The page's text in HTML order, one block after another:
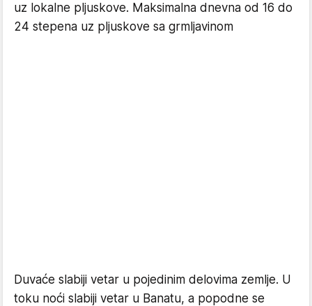
uz lokalne pljuskove. Maksimalna dnevna od 16 do
24 stepena uz pljuskove sa grmljavinom
Duvaće slabiji vetar u pojedinim delovima zemlje. U
toku noći slabiji vetar u Banatu, a popodne se